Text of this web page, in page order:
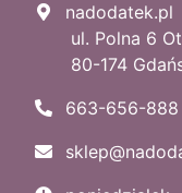
nadodatek.pl
ul. Polna 6
80-174
663-656-888